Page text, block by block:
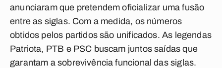
anunciaram que pretendem oficializar uma fusão
entre as siglas. Com a medida, os números
obtidos pelos partidos são unificados. As legendas
Patriota, PTB e PSC buscam juntos saídas que
garantam a sobrevivência funcional das siglas.